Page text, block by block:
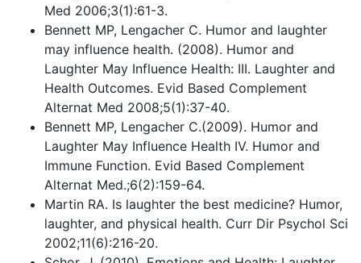
Med 2006;3(1):61-3.
Bennett MP, Lengacher C. Humor and laughter
may influence health. (2008). Humor and
Laughter May Influence Health: III. Laughter and
Health Outcomes. Evid Based Complement
Alternat Med 2008;5(1):37-40.
Bennett MP, Lengacher C.(2009). Humor and
Laughter May Influence Health IV. Humor and
Immune Function. Evid Based Complement
Alternat Med.;6(2):159-64.
Martin RA. Is laughter the best medicine? Humor,
laughter, and physical health. Curr Dir Psychol Sci
2002;11(6):216-20.